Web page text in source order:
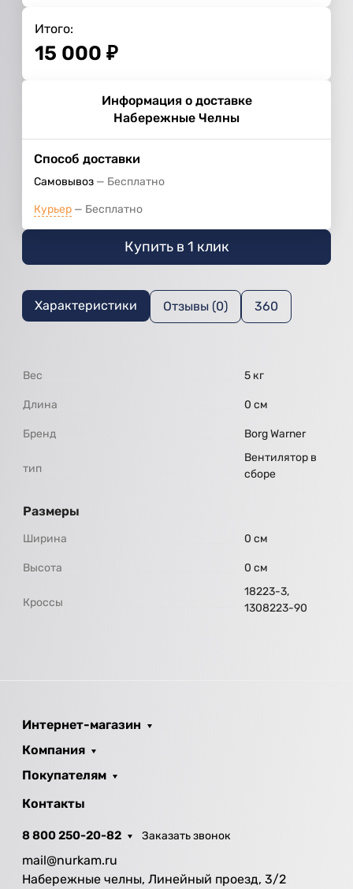
Итого:
15 000 ₽
Информация о доставке
Набережные Челны
Способ доставки
Самовывоз Бесплатно
Курьер Бесплатно
Купить в 1 клик
Характеристики Отзывы (0) 360
Вес 5 кг
Длина 0 см
Бренд Borg Warner
тип
Вентилятор в
сборе
Размеры
Ширина 0 см
Высота 0 см
Кроссы
18223-3,
1308223-90
Интернет-магазин
Компания
Покупателям
Контакты
8 800 250-20-82 Заказать звонок
mail@nurkam.ru
Набережные челны, Линейный проезд, 3/2